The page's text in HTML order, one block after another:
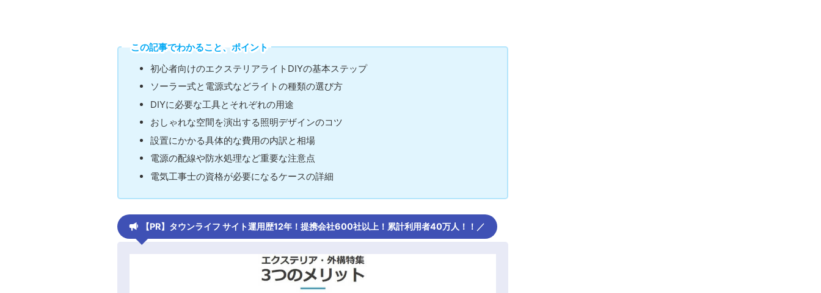
この記事でわかること、ポイント
初心者向けのエクステリアライトDIYの基本ステップ
ソーラー式と電源式などライトの種類の選び方
DIYに必要な工具とそれぞれの用途
おしゃれな空間を演出する照明デザインのコツ
設置にかかる具体的な費用の内訳と相場
電源の配線や防水処理など重要な注意点
電気工事士の資格が必要になるケースの詳細
【PR】タウンライフ サイト運用歴12年！提携会社600社以上！累計利用者40万人！！／